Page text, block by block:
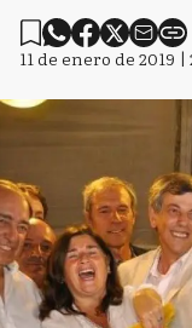
11 de enero de 2019 |